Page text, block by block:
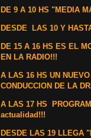
DE 9 A 10 HS "MEDIA
DESDE LAS 10 Y
DE 15 A 16 HS ES EL
EN LA RADIO!!!
A LAS 16 HS UN
CONDUCCION DE LA
A LAS 17 HS
actualidad!!!
DESDE LAS 19 LLEGA